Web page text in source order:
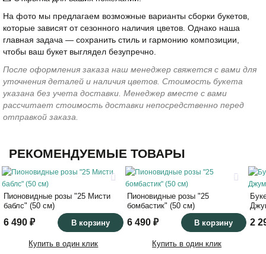
На фото мы предлагаем возможные варианты сборки букетов,
которые зависят от сезонного наличия цветов. Однако наша
главная задача — сохранить стиль и гармонию композиции,
чтобы ваш букет выглядел безупречно.
После оформления заказа наш менеджер свяжется с вами для
уточнения деталей и наличия цветов. Стоимость букета
указана без учета доставки. Менеджер вместе с вами
рассчитает стоимость доставки непосредственно перед
отправкой заказа.
РЕКОМЕНДУЕМЫЕ ТОВАРЫ
43
Пионовидные розы "25 Мисти
баблс" (50 см)
6 490 ₽ В корзину
Купить в один клик
43
Пионовидные розы "25
бомбастик" (50 см)
6 490 ₽ В корзину
Купить в один клик
2